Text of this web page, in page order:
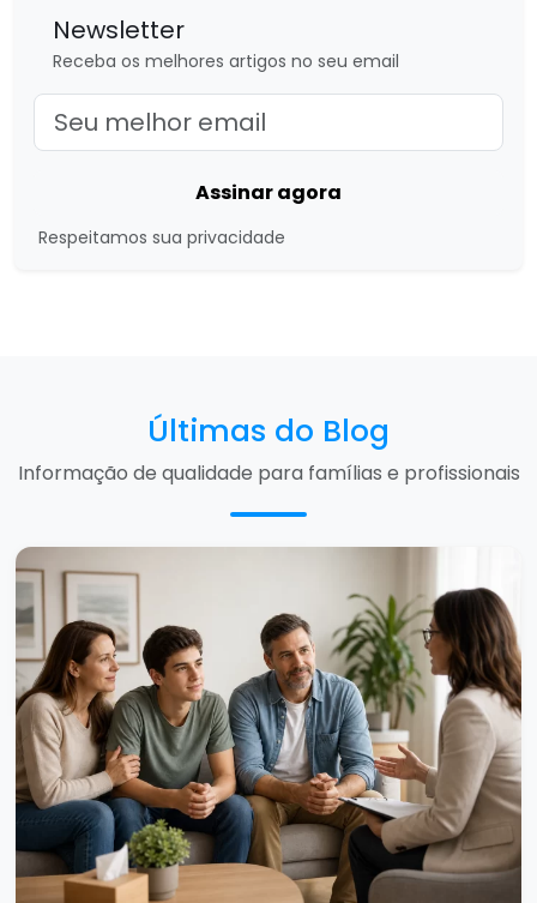
Newsletter
Receba os melhores artigos no seu email
Assinar agora
Respeitamos sua privacidade
Últimas do Blog
Informação de qualidade para famílias e profissionais